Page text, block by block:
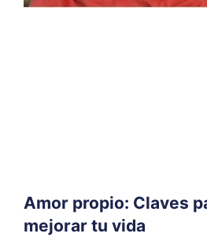
Amor propio: Claves
mejorar tu vida